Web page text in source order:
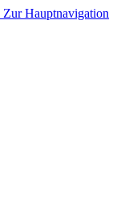
Zur Hauptnavigation